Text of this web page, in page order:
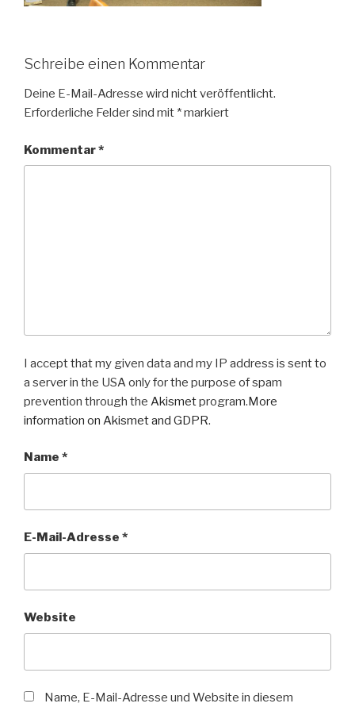
Schreibe einen Kommentar
Deine E-Mail-Adresse wird nicht veröffentlicht.
Erforderliche Felder sind mit *markiert
Kommentar*
I accept that my given data and my IP address is sent to
a server in the USA only for the purpose of spam
prevention through the Akismetprogram.More
information on Akismet and GDPR.
Name *
E-Mail-Adresse *
Website
Name, E-Mail-Adresse und Website in diesem